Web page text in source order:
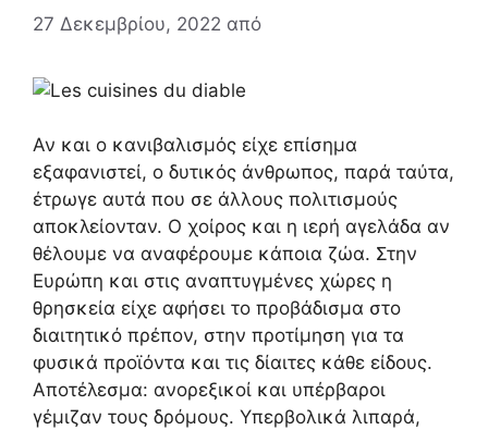
27 Δεκεμβρίου, 2022 από
Αν και ο κανιβαλισμός είχε επίσημα
εξαφανιστεί, ο δυτικός άνθρωπος, παρά ταύτα,
έτρωγε αυτά που σε άλλους πολιτισμούς
αποκλείονταν. Ο χοίρος και η ιερή αγελάδα αν
θέλουμε να αναφέρουμε κάποια ζώα. Στην
Ευρώπη και στις αναπτυγμένες χώρες η
θρησκεία είχε αφήσει το προβάδισμα στο
διαιτητικό πρέπον, στην προτίμηση για τα
φυσικά προϊόντα και τις δίαιτες κάθε είδους.
Αποτέλεσμα: ανορεξικοί και υπέρβαροι
γέμιζαν τους δρόμους. Υπερβολικά λιπαρά,